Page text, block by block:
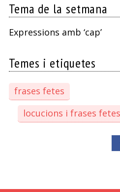
Tema de la setmana
Expressions amb ‘cap’
Temes i etiquetes
frases fetes
locucions i frases